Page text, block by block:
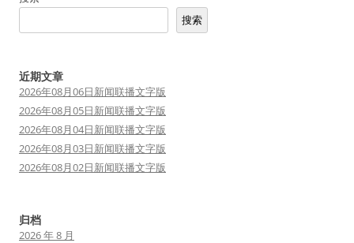
搜索
近期文章
2026年08月06日新闻联播文字版
2026年08月05日新闻联播文字版
2026年08月04日新闻联播文字版
2026年08月03日新闻联播文字版
2026年08月02日新闻联播文字版
归档
2026 年 8 月